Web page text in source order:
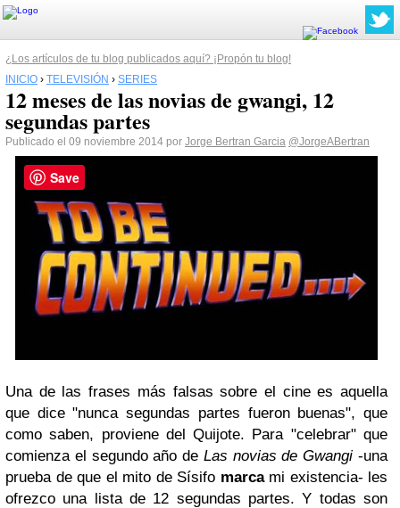
¿Los artículos de tu blog publicados aquí? ¡Propón tu blog!
INICIO › TELEVISIÓN › SERIES
12 meses de las novias de gwangi, 12
segundas partes
Publicado el 09 noviembre 2014 por Jorge Bertran Garcia @JorgeABertran
Una de las frases más falsas sobre el cine es aquella
que dice "nunca segundas partes fueron buenas", que
como saben, proviene del Quijote. Para "celebrar" que
comienza el segundo año de Las novias de Gwangi -una
prueba de que el mito de Sísifo marcami existencia- les
ofrezco una lista de 12 segundas partes. Y todas son
Save